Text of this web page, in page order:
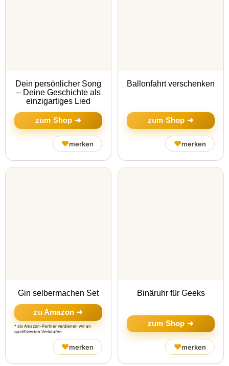
Dein persönlicher Song
– Deine Geschichte als
einzigartiges Lied
zum Shop ➜
♥merken
Ballonfahrt verschenken
zum Shop ➜
♥merken
Gin selbermachen Set
zu Amazon ➜
* als Amazon-Partner verdienen wir an
qualifizierten Verkäufen
♥merken
Binäruhr für Geeks
zum Shop ➜
♥merken